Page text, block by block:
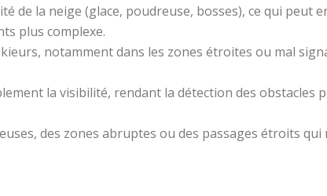
de la neige (glace, poudreuse, bosses), ce qui peut
plus complexe.
notamment dans les zones étroites ou mal
la visibilité, rendant la détection des obstacles
des zones abruptes ou des passages étroits